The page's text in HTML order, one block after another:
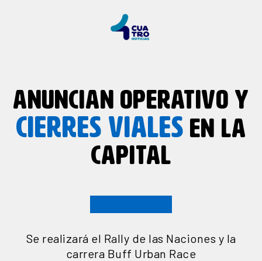
ANUNCIAN OPERATIVO Y
CIERRES VIALES EN LA
CAPITAL
Se realizará el Rally de las Naciones y la
carrera Buff Urban Race